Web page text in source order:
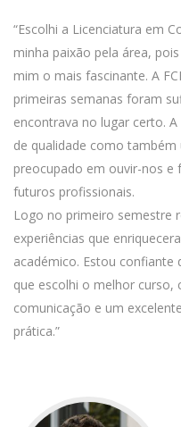
“Escolhi a Licenciatura em
minha paixão pela área,
mim o mais fascinante. A
primeiras semanas foram
encontrava no lugar certo.
de qualidade como
preocupado em ouvir-nos e
futuros profissionais.
Logo no primeiro semestre
experiências que
académico. Estou
que escolhi o melhor curso,
comunicação e um
prática.”